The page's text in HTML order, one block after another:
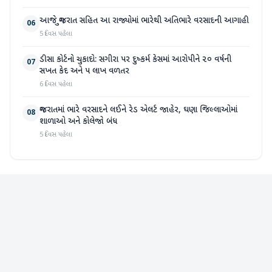
06 આજે ગુજરાત સહિત આ રાજ્યોમાં ભારેથી અતિભારે વરસાદની આગાહી
5 દિવસ પહેલા
07 ડીસા કોર્ટનો ચુકાદો: સગીરા પર દુષ્કર્મ કેસમાં આરોપીને ૨૦ વર્ષની
સખત કેદ અને ૫ લાખ વળતર
6 દિવસ પહેલા
08 ગુજરાતમાં ભારે વરસાદને લઈને રેડ એલર્ટ જાહેર, ઘણા જિલ્લાઓમાં
શાળાઓ અને કોલેજો બંધ
5 દિવસ પહેલા